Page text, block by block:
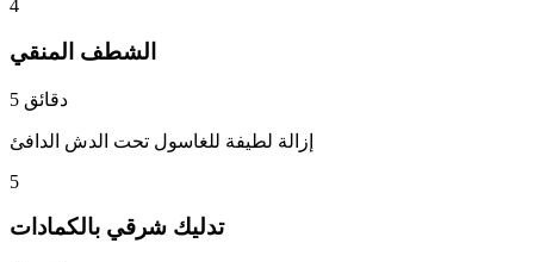
4
الشطف المنقي
5 دقائق
إزالة لطيفة للغاسول تحت الدش الدافئ
5
تدليك شرقي بالكمادات